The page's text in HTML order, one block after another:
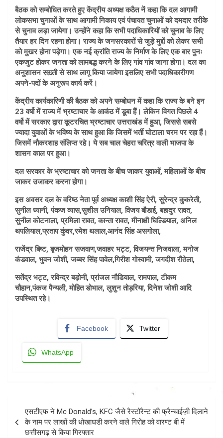
बैठक को सम्बोधित करते हुए केंद्रीय अध्यक्ष कठैत नें कहा कि दल आगामी
लोकसभा चुनाओं के साथ आगामी निकाय एवं पंचायत चुनाओं को दमदार तरीके
से चुनाव लड़ा जायेगा। उन्होंने कहा कि सभी पदाधिकारियों को चुनाव के लिए
तैयार हर दिन रहना होगा। राज्य के जनसरकारों से जुड़े मुद्दों को लेकर सभी
को मुखर होना पड़ेगा। एक नई क्रांति राज्य के निर्माण के लिए एक बार पुनः
एकजुट होकर जनता को लामबद्ध करने के लिए गांव गांव जाना होगा। दल का
अनुशासन सख़्ती से साथ लागू किया जायेगा इसलिए सभी पदाधिकारीगण
अपने-पदों के अनुरूप कार्य करें।
केंद्रीय कार्यकारिणी की बैठक को अपने सम्बोधन में कहा कि राज्य के बने इन
23 वर्षो में राज्य में भ्रष्टाचार के आकंठ में डूबा हैं। लेकिन विगत पिछले 4
वर्षो में सरकार द्वारा कूटरचित भ्रष्टाचार उत्तराखंड में हुआ, जिससे सबसे
ज्यादा युवाओं के भविष्य के साथ हुआ कि जिसमें भर्ती घोटाला चरम पर रहा हैं।
जिसमें नौकरशाह संलिप्त रहे। ये सब चाल चेहरा चरित्र वाली भाजपा के
शासन काल पर हुआ।
दल सरकार के भ्रष्टाचार को जनता के बीच जाकर युवाओं, महिलाओं के बीच
जाकर उजाकर करना होगा।
इस अवसर दल के वरिष्ठ नेता पूर्व अध्यक्ष काशी सिंह ऐरी, सुरेन्द्र कुकरेती,
सुनील ध्यानी, पंकज व्यास,सुशील उनियाल, विजय बौडाई, बहादुर रावत,
सुनील कोटनाला, प्रमिला रावत, कान्ता रावत, मीनाक्षी घिल्डियाल, अनिल
थपलियाल,प्रताप कुंवर,रमेश थलाल,आनंद सिंह असगोला,
राजेंद्र बिष्ट, बृजमोहन सजवाण,जवाहर भट्ट, विजयन्त निजवाला, मनोज
कंडवाल, भुवन जोशी, जब्बर सिंह पावेल,गिरीश गोस्वामी, जगदीश रौतेला,
सतेंद्र भट्ट, रविन्द्र बड़ोनी, प्रांजल नौडियाल, रामपाल, टीकम
चौहान,पंकज पैन्यली, मोहित डोभाल, लुशुन तोड़रिया, दिनेश जोशी आदि
उपस्थित रहे।
Facebook Twitter
WhatsApp
navigation
एसटीएफ ने Mc Donald’s, KFC जैसे रैस्टोरैन्ट की फ्रैन्चाईज़ी दिलाने
के नाम पर लाखों की धोखाधडी करने वाले गिरोह को वारण्ट बी में
छत्तीसगढ़ से किया गिरफ्तार